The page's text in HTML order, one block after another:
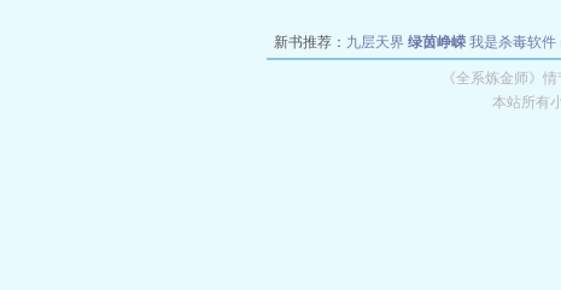
新书推荐： 九层天界 绿茵峥嵘 我是杀毒软件
教练万岁 都市全能
《全系炼金师》
本站所有